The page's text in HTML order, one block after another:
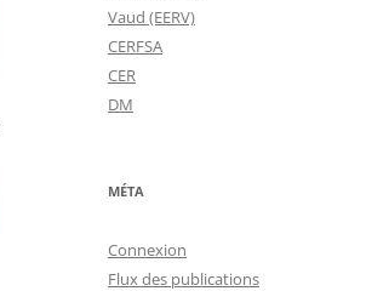
Vaud (EERV)
CERFSA
CER
DM
MÉTA
Connexion
Flux des publications